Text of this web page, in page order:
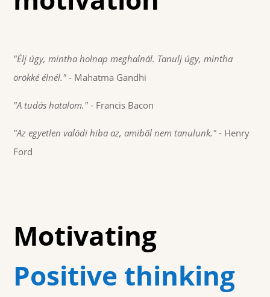
"Élj úgy, mintha holnap meghalnál. Tanulj úgy, mintha
örökké élnél." - Mahatma Gandhi
"A tudás hatalom." - Francis Bacon
"Az egyetlen valódi hiba az, amiből nem tanulunk." - Henry
Ford
Motivating
Positive thinking